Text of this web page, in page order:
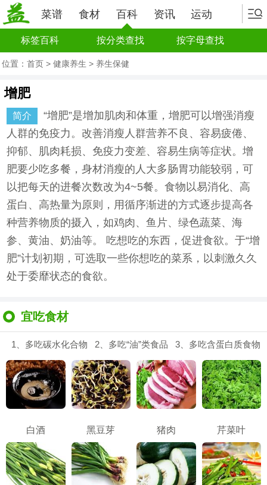
菜谱 食材 百科 资讯 运动
标签百科 按分类查找 按字母查找
位置： 首页 > 健康养生 > 养生保健
增肥
简介
“增肥”是增加肌肉和体重，增肥可以增强消瘦
人群的免疫力。改善消瘦人群营养不良、容易疲倦、
抑郁、肌肉耗损、免疫力变差、容易生病等症状。增
肥要少吃多餐，身材消瘦的人大多肠胃功能较弱，可
以把每天的进餐次数改为4~5餐。食物以易消化、高
蛋白、高热量为原则，用循序渐进的方式逐步提高各
种营养物质的摄入，如鸡肉、鱼片、绿色蔬菜、海
参、黄油、奶油等。 吃想吃的东西，促进食欲。于“增
肥”计划初期，可选取一些你想吃的菜系，以刺激久久
处于委靡状态的食欲。
宜吃食材
1、多吃碳水化合物 2、多吃“油”类食品 3、多吃含蛋白质食物
白酒 黑豆芽 猪肉 芹菜叶